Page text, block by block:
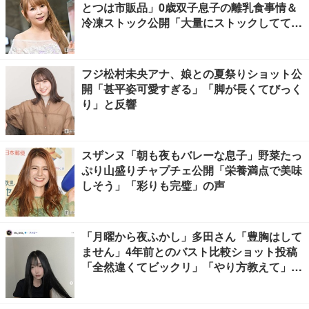
とつは市販品」0歳双子息子の離乳食事情＆
冷凍ストック公開「大量にストックしてて尊
フジ松村未央アナ、娘との夏祭りショット公
開「甚平姿可愛すぎる」「脚が長くてびっく
り」と反響
スザンヌ「朝も夜もバレーな息子」野菜たっ
ぷり山盛りチャプチェ公開「栄養満点で美味
しそう」「彩りも完璧」の声
「月曜から夜ふかし」多田さん「豊胸はして
ません」4年前とのバスト比較ショット投稿
「全然違くてビックリ」「やり方教えて」の